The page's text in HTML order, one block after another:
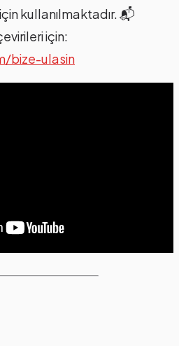
kullanılmaktadır. 📬
için:
bize-ulasin